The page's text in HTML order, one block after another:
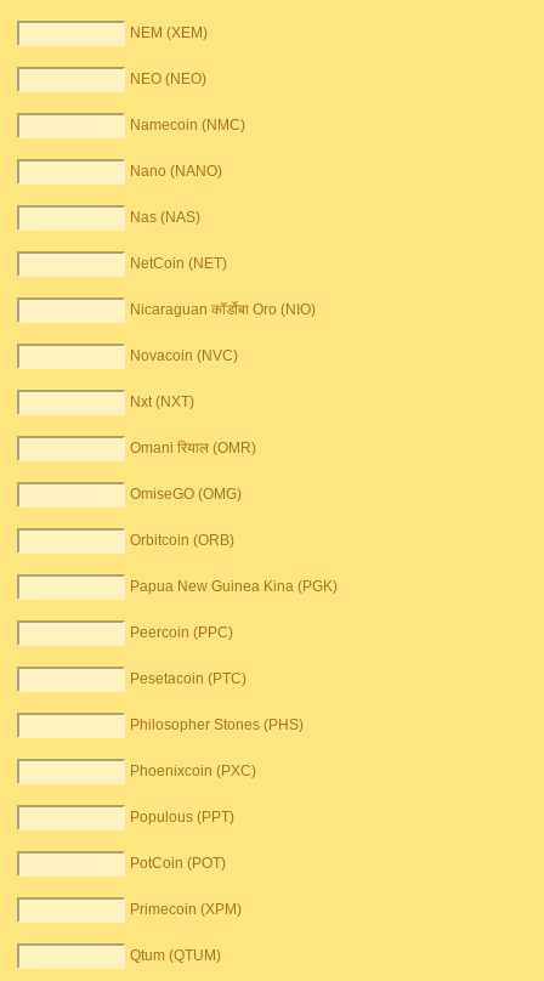
NEM (XEM)
NEO (NEO)
Namecoin (NMC)
Nano (NANO)
Nas (NAS)
NetCoin (NET)
Nicaraguan कॉर्डोबा Oro (NIO)
Novacoin (NVC)
Nxt (NXT)
Omani रियाल (OMR)
OmiseGO (OMG)
Orbitcoin (ORB)
Papua New Guinea Kina (PGK)
Peercoin (PPC)
Pesetacoin (PTC)
Philosopher Stones (PHS)
Phoenixcoin (PXC)
Populous (PPT)
PotCoin (POT)
Primecoin (XPM)
Qtum (QTUM)